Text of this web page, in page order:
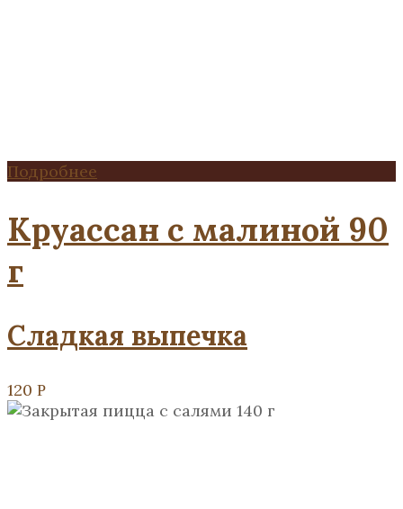
Подробнее
Круассан с малиной 90
г
Сладкая выпечка
120 Р